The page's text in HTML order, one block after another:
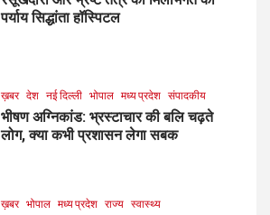
पर्याय सिद्धांता हॉस्पिटल
ख़बर देश नई दिल्ली भोपाल मध्य प्रदेश संपादकीय
भीषण अग्निकांड: भ्रस्टाचार की बलि चढ़ते
लोग, क्या कभी प्रशासन लेगा सबक
ख़बर भोपाल मध्य प्रदेश राज्य स्वास्थ्य